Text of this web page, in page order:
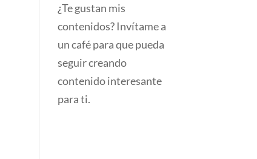
¿Te gustan mis
contenidos? Invítame a
un café para que pueda
seguir creando
contenido interesante
para ti.